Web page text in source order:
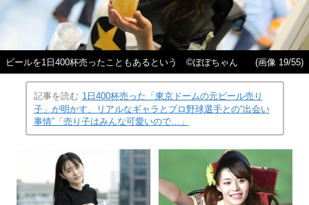
ビールを1日400杯売ったこともあるという ©ぽぽちゃん (画像 19/55)
記事を読む 1日400杯売った「東京ドームの元ビール売り
子」が明かす、リアルなギャラとプロ野球選手との“出会い
事情”「売り子はみんな可愛いので…」